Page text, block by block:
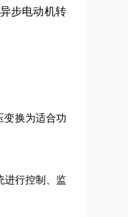
步电动机转
变换为适合功
进行控制、监